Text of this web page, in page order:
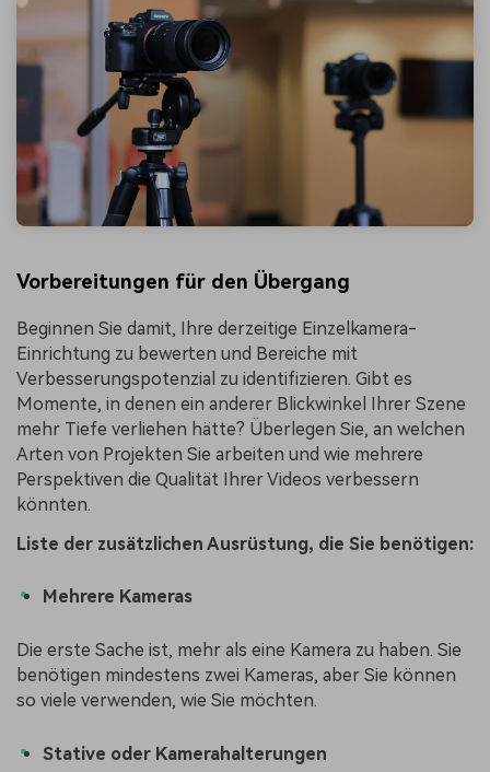
Vorbereitungen für den Übergang
Beginnen Sie damit, Ihre derzeitige Einzelkamera-
Einrichtung zu bewerten und Bereiche mit
Verbesserungspotenzial zu identifizieren. Gibt es
Momente, in denen ein anderer Blickwinkel Ihrer Szene
mehr Tiefe verliehen hätte? Überlegen Sie, an welchen
Arten von Projekten Sie arbeiten und wie mehrere
Perspektiven die Qualität Ihrer Videos verbessern
könnten.
Liste der zusätzlichen Ausrüstung, die Sie benötigen:
Mehrere Kameras
Die erste Sache ist, mehr als eine Kamera zu haben. Sie
benötigen mindestens zwei Kameras, aber Sie können
so viele verwenden, wie Sie möchten.
Stative oder Kamerahalterungen